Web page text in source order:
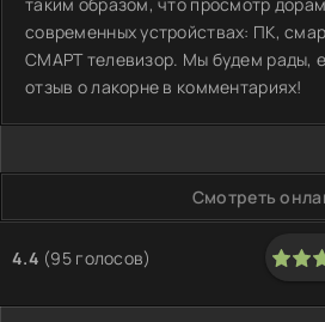
современных устройствах: ПК,
СМАРТ телевизор. Мы будем рады,
отзыв о лакорне в комментариях!
Смотреть
4.4 (95голосов)
80